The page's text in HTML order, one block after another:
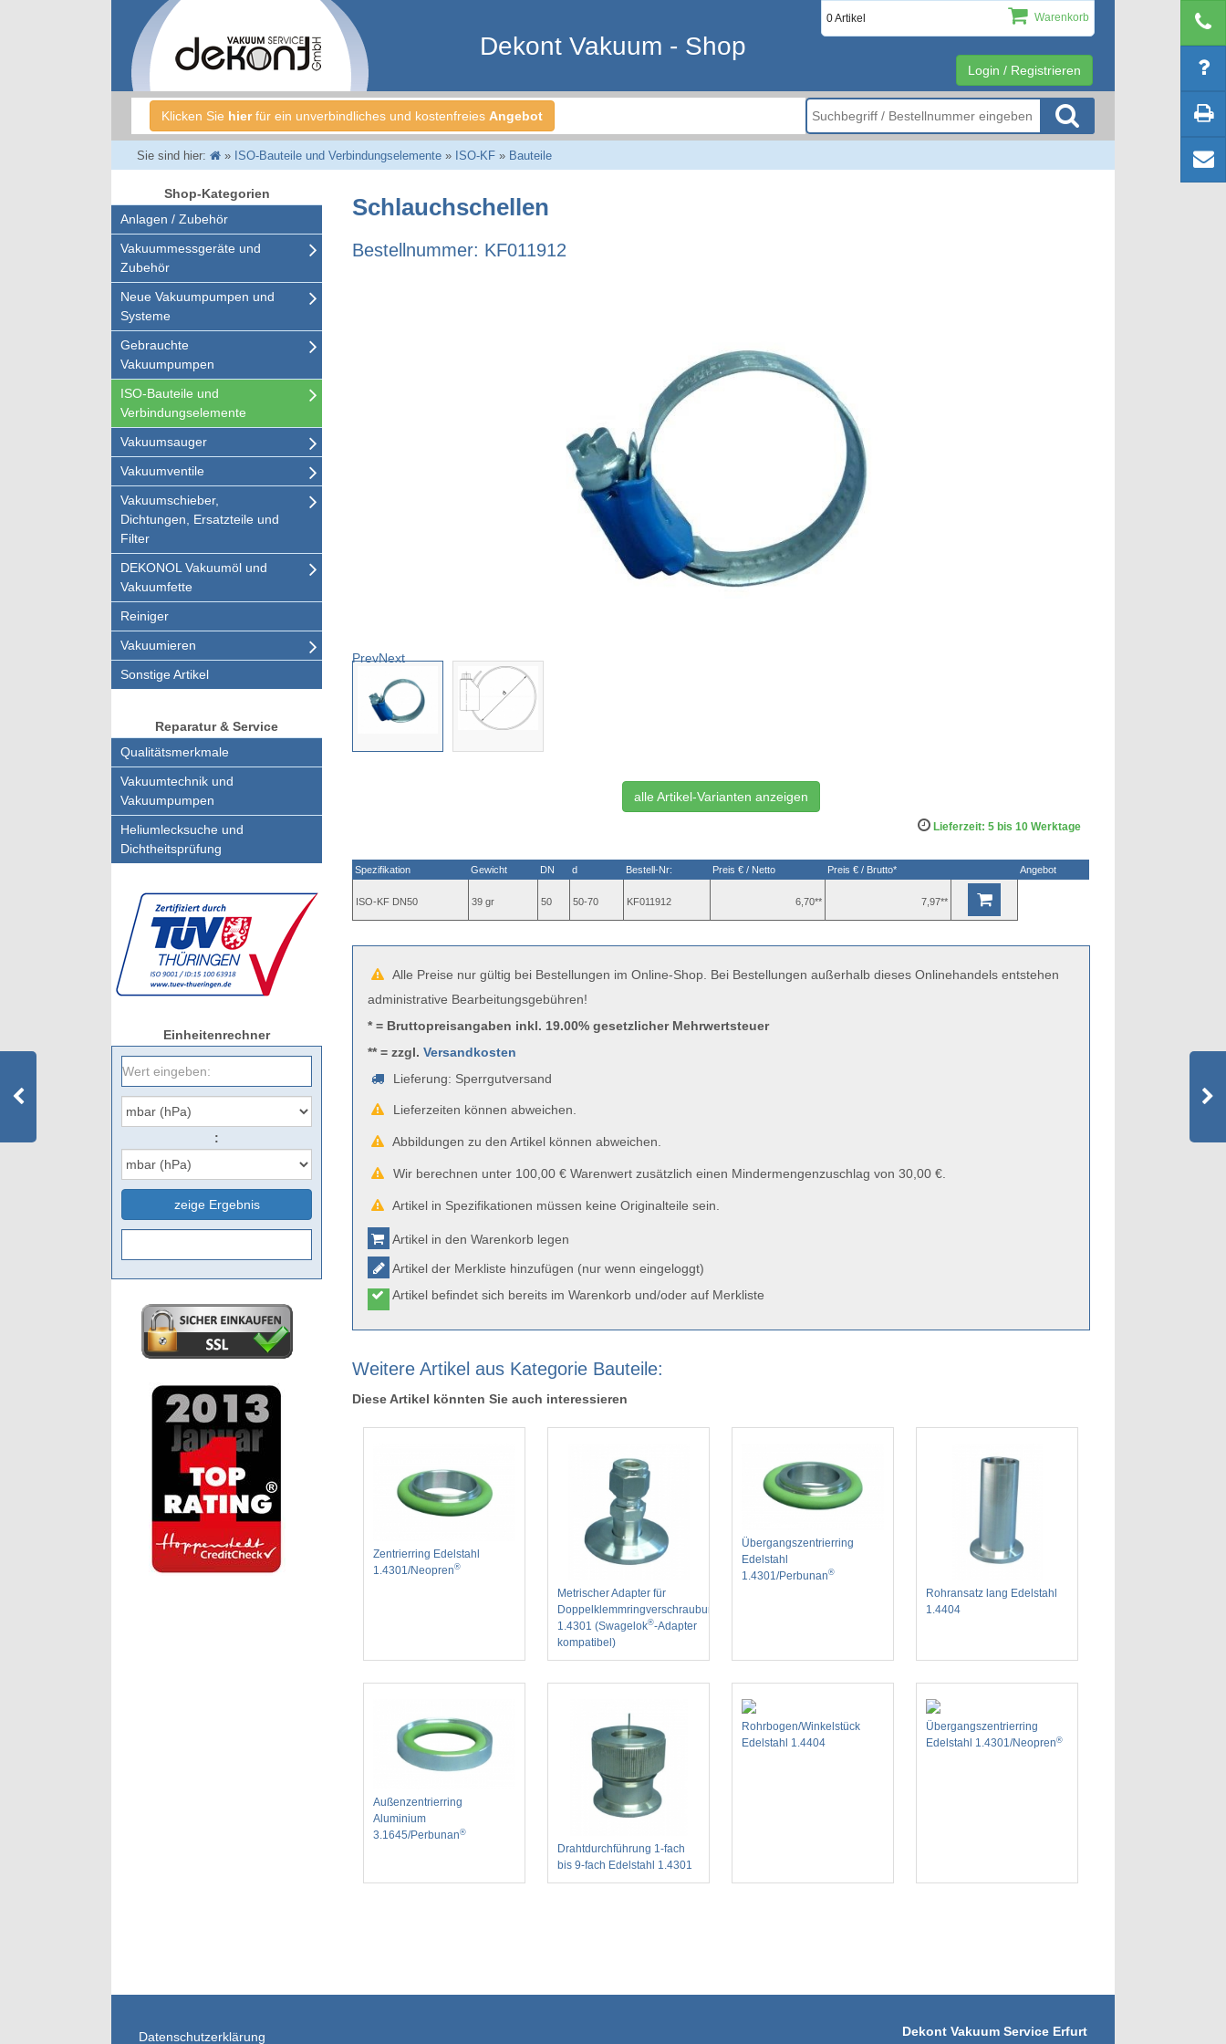
Login / Registrieren
0 Artikel Warenkorb
Dekont Vakuum - Shop
Klicken Sie hierfür ein unverbindliches und kostenfreies Angebot
Sie sind hier: » ISO-Bauteile und Verbindungselemente» ISO-KF» Bauteile
Shop-Kategorien
Anlagen / Zubehör
Vakuummessgeräte und
Zubehör
Neue Vakuumpumpen und
Systeme
Gebrauchte
Vakuumpumpen
ISO-Bauteile und
Verbindungselemente
Vakuumsauger
Vakuumventile
Vakuumschieber,
Dichtungen, Ersatzteile und
Filter
DEKONOL Vakuumöl und
Vakuumfette
Reiniger
Vakuumieren
Sonstige Artikel
Reparatur & Service
Qualitätsmerkmale
Vakuumtechnik und
Vakuumpumpen
Heliumlecksuche und
Dichtheitsprüfung
Einheitenrechner
:
zeige Ergebnis
Schlauchschellen
Bestellnummer: KF011912
PrevNext
alle Artikel-Varianten anzeigen
Lieferzeit: 5 bis 10 Werktage
Spezifikation Gewicht DN d Bestell-Nr: Preis € / Netto Preis € / Brutto* Angebot
ISO-KF DN50 39 gr 50 50-70 KF011912 6,70** 7,97**
Alle Preise nur gültig bei Bestellungen im Online-Shop. Bei Bestellungen außerhalb dieses Onlinehandels entstehen
administrative Bearbeitungsgebühren!
* = Bruttopreisangaben inkl. 19.00% gesetzlicher Mehrwertsteuer
** = zzgl.Versandkosten
Lieferung: Sperrgutversand
Lieferzeiten können abweichen.
Abbildungen zu den Artikel können abweichen.
Wir berechnen unter 100,00 € Warenwert zusätzlich einen Mindermengenzuschlag von 30,00 €.
Artikel in Spezifikationen müssen keine Originalteile sein.
Artikel in den Warenkorb legen
Artikel der Merkliste hinzufügen (nur wenn eingeloggt)
Artikel befindet sich bereits im Warenkorb und/oder auf Merkliste
Weitere Artikel aus Kategorie Bauteile:
Diese Artikel könnten Sie auch interessieren
Zentrierring Edelstahl
1.4301/Neopren®
Metrischer Adapter für
Doppelklemmringverschraubung
1.4301 (Swagelok®-Adapter
kompatibel)
Übergangszentrierring
Edelstahl
1.4301/Perbunan®
Rohransatz lang Edelstahl
1.4404
Außenzentrierring
Aluminium
3.1645/Perbunan®
Drahtdurchführung 1-fach
bis 9-fach Edelstahl 1.4301
Rohrbogen/Winkelstück
Edelstahl 1.4404
Übergangszentrierring
Edelstahl 1.4301/Neopren®
Datenschutzerklärung
Dekont Vakuum Service Erfurt